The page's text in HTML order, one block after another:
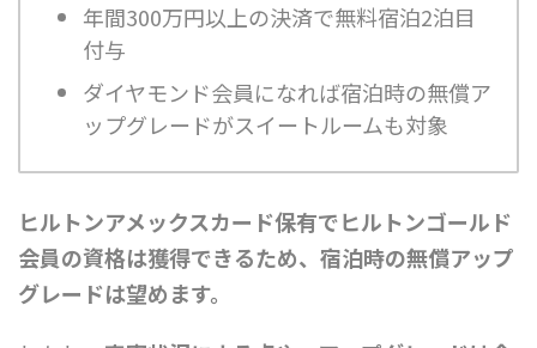
年間300万円以上の決済で無料宿泊2泊目
付与
ダイヤモンド会員になれば宿泊時の無償ア
ップグレードがスイートルームも対象
ヒルトンアメックスカード保有でヒルトンゴールド
会員の資格は獲得できるため、宿泊時の無償アップ
グレードは望めます。